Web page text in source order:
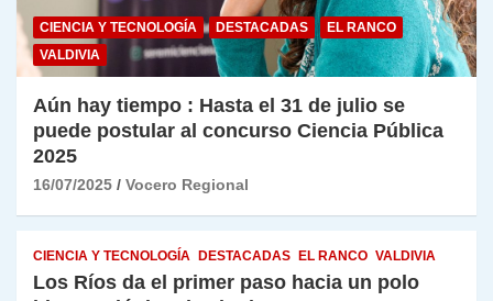
CIENCIA Y TECNOLOGÍA DESTACADAS
EL RANCO
VALDIVIA
Aún hay tiempo : Hasta el 31 de julio se
puede postular al concurso Ciencia Pública
2025
16/07/2025 Vocero Regional
CIENCIA Y TECNOLOGÍA DESTACADAS EL RANCO VALDIVIA
Los Ríos da el primer paso hacia un polo